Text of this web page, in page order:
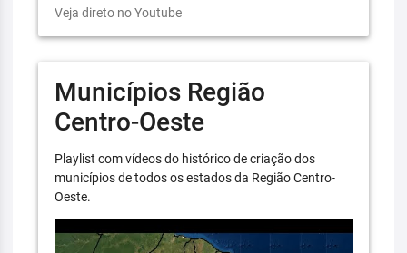
Veja direto no Youtube
Municípios Região
Centro-Oeste
Playlist com vídeos do histórico de criação dos
municípios de todos os estados da Região Centro-
Oeste.